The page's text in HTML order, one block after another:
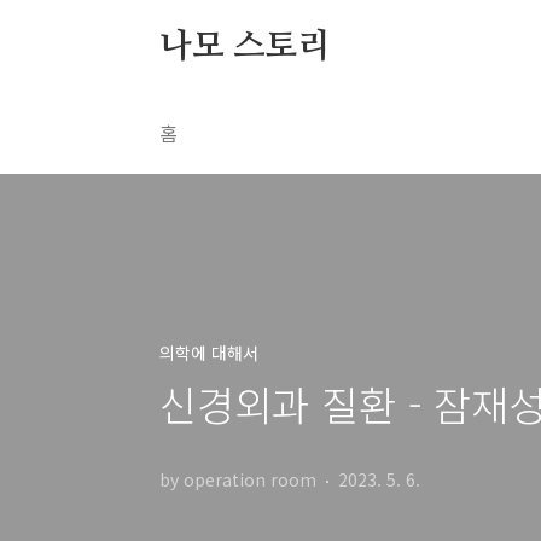
나모 스토리
홈
의학에 대해서
신경외과 질환 - 잠재
by operation room 2023. 5. 6.